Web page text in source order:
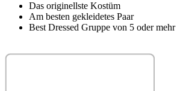
Das originellste Kostüm
Am besten gekleidetes Paar
Best Dressed Gruppe von 5 oder mehr